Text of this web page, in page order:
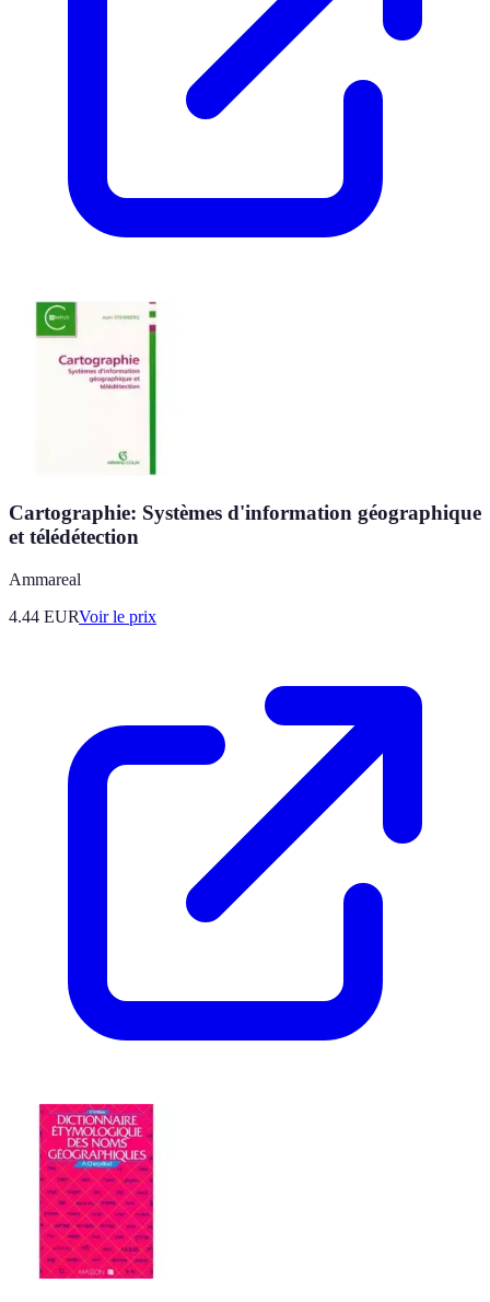
Cartographie: Systèmes d'information géographique
et télédétection
Ammareal
4.44 EURVoir le prix